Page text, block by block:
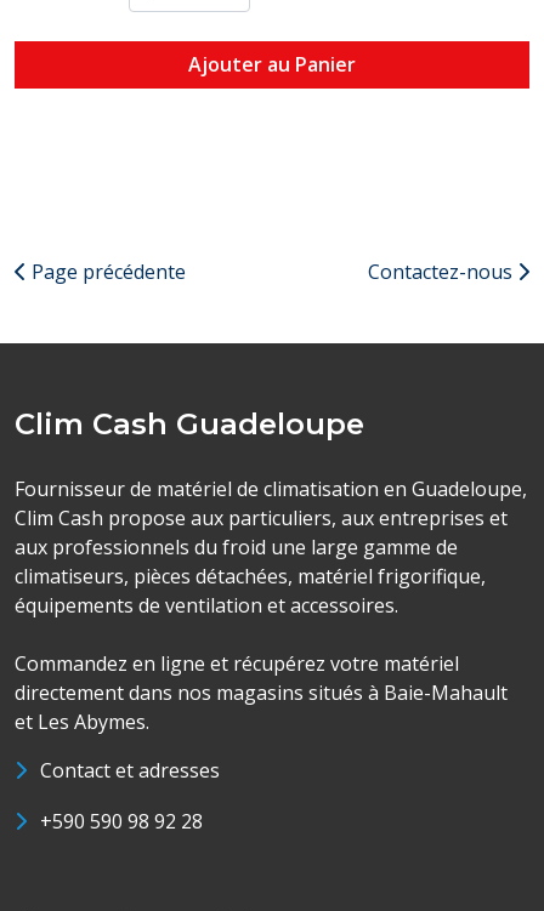
Ajouter au Panier
Page précédente Contactez-nous
Clim Cash Guadeloupe
Fournisseur de matériel de climatisation en Guadeloupe,
Clim Cash propose aux particuliers, aux entreprises et
aux professionnels du froid une large gamme de
climatiseurs, pièces détachées, matériel frigorifique,
équipements de ventilation et accessoires.
Commandez en ligne et récupérez votre matériel
directement dans nos magasins situés à Baie-Mahault
et Les Abymes.
Contact et adresses
+590 590 98 92 28